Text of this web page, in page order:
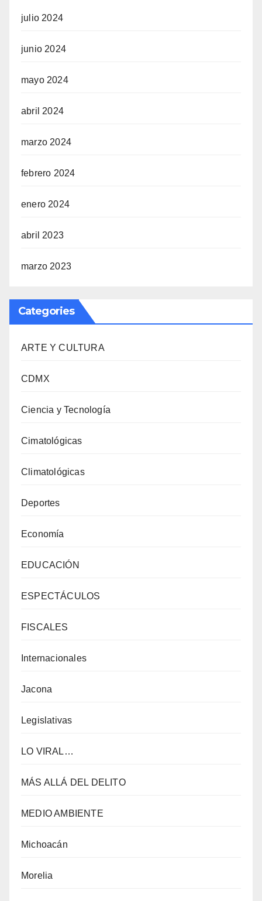
julio 2024
junio 2024
mayo 2024
abril 2024
marzo 2024
febrero 2024
enero 2024
abril 2023
marzo 2023
Categories
ARTE Y CULTURA
CDMX
Ciencia y Tecnología
Cimatológicas
Climatológicas
Deportes
Economía
EDUCACIÓN
ESPECTÁCULOS
FISCALES
Internacionales
Jacona
Legislativas
LO VIRAL…
MÁS ALLÁ DEL DELITO
MEDIO AMBIENTE
Michoacán
Morelia